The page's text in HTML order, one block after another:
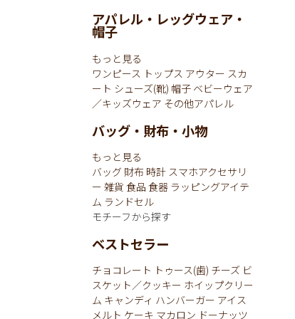
アパレル・レッグウェア・
帽子
もっと見る
ワンピース トップス アウター スカ
ート シューズ(靴) 帽子 ベビーウェア
／キッズウェア その他アパレル
バッグ・財布・小物
もっと見る
バッグ 財布 時計 スマホアクセサリ
ー 雑貨 食品 食器 ラッピングアイテ
ム ランドセル
モチーフから探す
ベストセラー
チョコレート トゥース(歯) チーズ ビ
スケット／クッキー ホイップクリー
ム キャンディ ハンバーガー アイス
メルト ケーキ マカロン ドーナッツ